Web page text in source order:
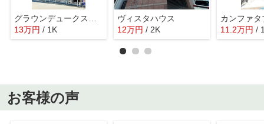
13万円 / 1K
ヴィスタハウス
12万円 / 2K
カンファタ
11.2万円 /
お客様の声